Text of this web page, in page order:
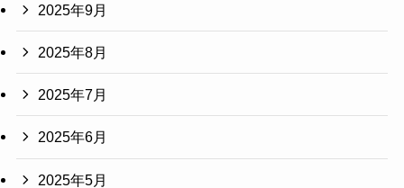
2025年9月
2025年8月
2025年7月
2025年6月
2025年5月